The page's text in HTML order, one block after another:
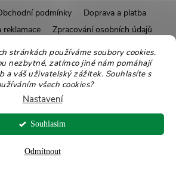
stránkách používáme soubory cookies.
nezbytné, zatímco jiné nám pomáhají
a váš uživatelský zážitek. Souhlasíte s
všech cookies?
Nastavení
Odmítnout
Souhlasím
podmínky
Doprava a platba
reklamace
Zpracování osobních údajů
Affiliate program
Recepty
Ekologické balení Moje objednávka
Vytvořil Shoptet
. Všechna práva vyhrazena.Upravit nastavení
cookies